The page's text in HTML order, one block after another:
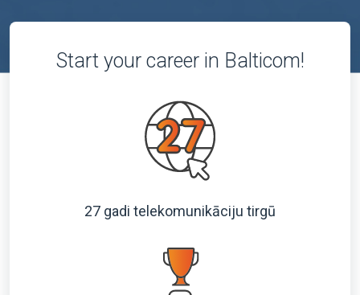
Start your career in Balticom!
27 gadi telekomunikāciju tirgū